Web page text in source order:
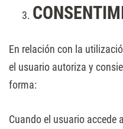
En relación con la
el usuario autoriza y
forma:
Cuando el usuario accede